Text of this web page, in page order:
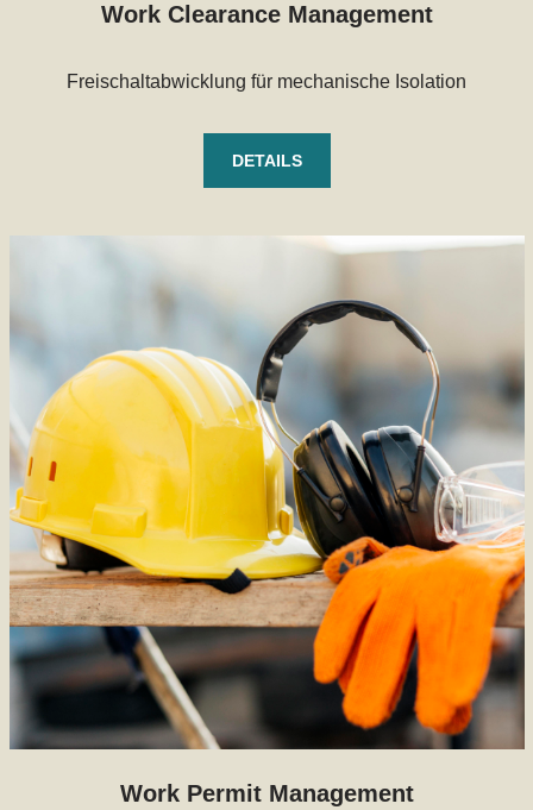
Work Clearance Management
Freischaltabwicklung für mechanische Isolation
DETAILS
Work Permit Management